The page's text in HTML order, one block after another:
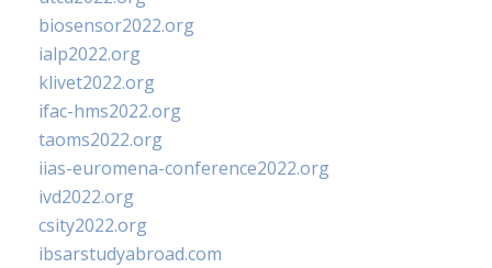
biosensor2022.org
ialp2022.org
klivet2022.org
ifac-hms2022.org
taoms2022.org
iias-euromena-conference2022.org
ivd2022.org
csity2022.org
ibsarstudyabroad.com